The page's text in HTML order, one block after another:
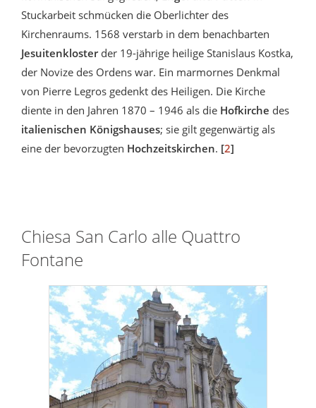
Stuckarbeit schmücken die Oberlichter des
Kirchenraums. 1568 verstarb in dem benachbarten
Jesuitenklosterder 19-jährige heilige Stanislaus Kostka,
der Novize des Ordens war. Ein marmornes Denkmal
von Pierre Legros gedenkt des Heiligen. Die Kirche
diente in den Jahren 1870 – 1946 als die Hofkirche des
italienischen Königshauses; sie gilt gegenwärtig als
eine der bevorzugten Hochzeitskirchen. [2]
Chiesa San Carlo alle Quattro
Fontane